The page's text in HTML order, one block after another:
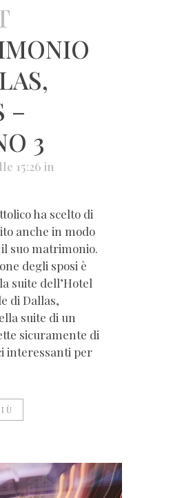
–
3
15:26 in
ha scelto di
anche in modo
suo matrimonio.
degli sposi è
suite dell’Hotel
di Dallas,
suite di un
sicuramente di
interessanti per